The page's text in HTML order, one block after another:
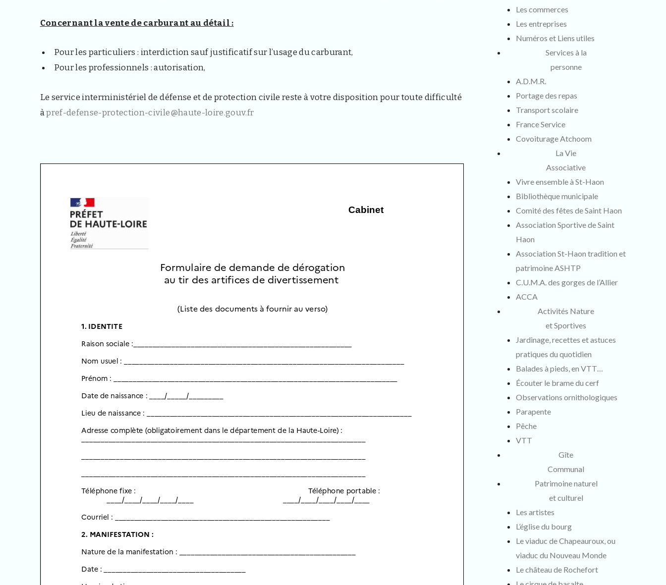
Concernant la vente de carburant au détail :
Pour les particuliers : interdiction sauf justificatif sur l’usage du carburant,
Pour les professionnels : autorisation,
Le service interministériel de défense et de protection civile reste à votre disposition pour toute difficulté
àpref-defense-protection-civile@haute-loire.gouv.fr
Les commerces
Les entreprises
Numéros et Liens utiles
Services à la
personne
A.D.M.R.
Portage des repas
Transport scolaire
France Service
Covoiturage Atchoom
La Vie
Associative
Vivre ensemble à St-Haon
Bibliothèque municipale
Comité des fêtes de Saint Haon
Association Sportive de Saint
Haon
Association St-Haon tradition et
patrimoine ASHTP
C.U.M.A. des gorges de l’Allier
ACCA
Activités Nature
et Sportives
Jardinage, recettes et astuces
pratiques du quotidien
Balades à pieds, en VTT…
Écouter le brame du cerf
Observations ornithologiques
Parapente
Pêche
VTT
Gîte
Communal
Patrimoine naturel
et culturel
Les artistes
L’église du bourg
Le viaduc de Chapeauroux, ou
viaduc du Nouveau Monde
Le château de Rochefort